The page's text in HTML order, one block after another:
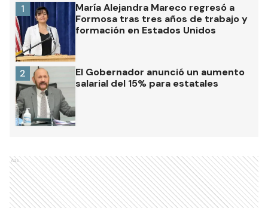
María Alejandra Mareco regresó a
Formosa tras tres años de trabajo y
formación en Estados Unidos
1
El Gobernador anunció un aumento
salarial del 15% para estatales
2
Ads